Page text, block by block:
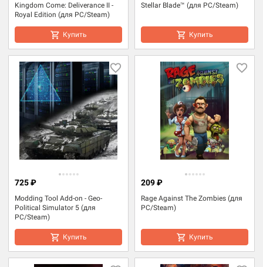
Kingdom Come: Deliverance II -
Royal Edition (для PC/Steam)
Купить
Stellar Blade™ (для PC/Steam)
Купить
Modding Tool Add-on - Geo-
Political Simulator 5 (для
PC/Steam)
725 ₽
Купить
Rage Against The Zombies (для
PC/Steam)
209 ₽
Купить